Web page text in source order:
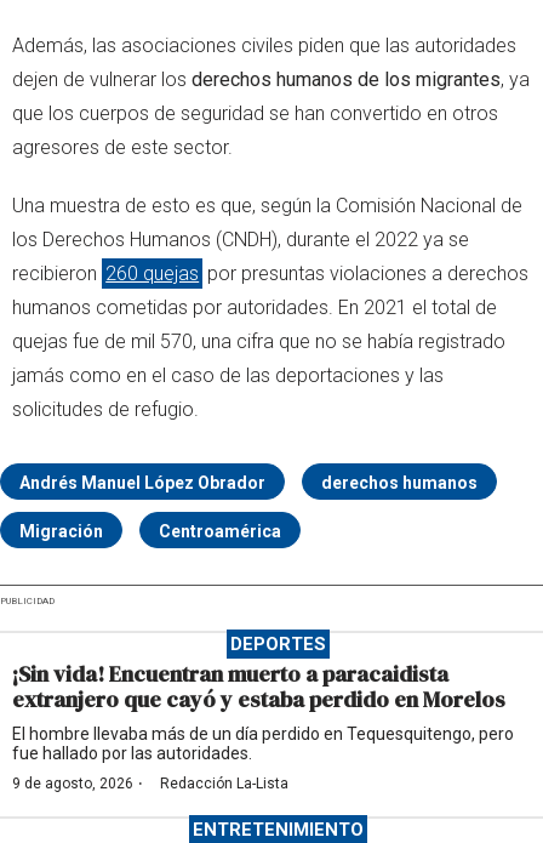
Además, las asociaciones civiles piden que las autoridades
dejen de vulnerar los derechos humanos de los migrantes, ya
que los cuerpos de seguridad se han convertido en otros
agresores de este sector.
Una muestra de esto es que, según la Comisión Nacional de
los Derechos Humanos (CNDH), durante el 2022 ya se
recibieron 260 quejas por presuntas violaciones a derechos
humanos cometidas por autoridades. En 2021 el total de
quejas fue de mil 570, una cifra que no se había registrado
jamás como en el caso de las deportaciones y las
solicitudes de refugio.
Andrés Manuel López Obrador derechos humanos
Migración Centroamérica
PUBLICIDAD
DEPORTES
¡Sin vida! Encuentran muerto a paracaidista
extranjero que cayó y estaba perdido en Morelos
El hombre llevaba más de un día perdido en Tequesquitengo, pero
fue hallado por las autoridades.
9 de agosto, 2026 · Redacción La-Lista
ENTRETENIMIENTO